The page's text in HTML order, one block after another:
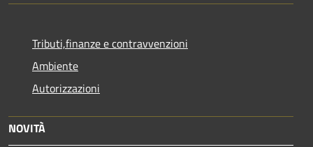
Tributi,finanze e contravvenzioni
Ambiente
Autorizzazioni
NOVITÀ